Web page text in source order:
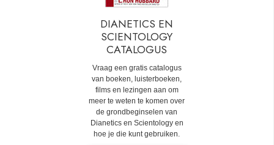
DIANETICS EN
SCIENTOLOGY
CATALOGUS
Vraag een gratis catalogus
van boeken, luisterboeken,
films en lezingen aan om
meer te weten te komen over
de grondbeginselen van
Dianetics en Scientology en
hoe je die kunt gebruiken.